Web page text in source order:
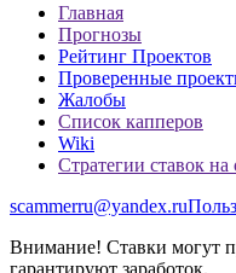
Главная
Прогнозы
Рейтинг Проектов
Проверенные
Жалобы
Список капперов
Wiki
Стратегии ставок на
scammerru@yandex.ru
Внимание! Ставки могут
гарантируют заработок.